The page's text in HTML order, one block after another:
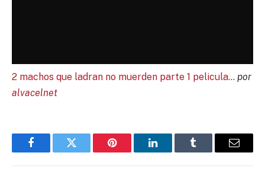
2 machos que ladran no muerden parte 1 pelicula… por
alvacelnet
FacebookTwitter Pinterest LinkedInTumblr Email